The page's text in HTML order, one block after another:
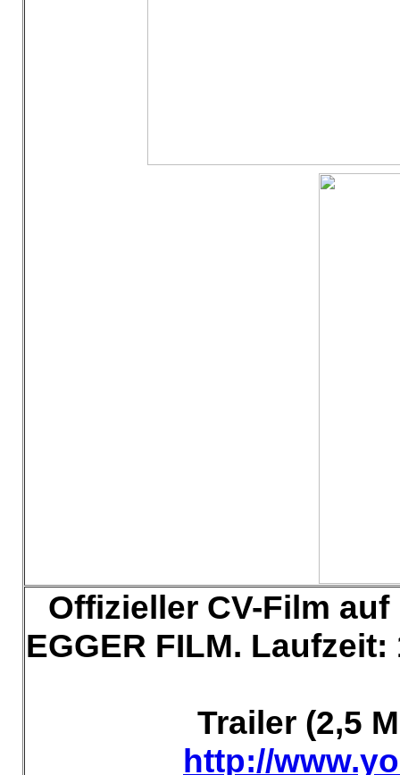
Offizieller CV-Film
EGGER FILM.
Trailer (2,5
http://